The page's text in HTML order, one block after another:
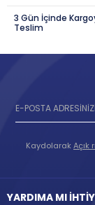
3 Gün İçinde
Teslim
KaydolarakAçık
YARDIMA MI